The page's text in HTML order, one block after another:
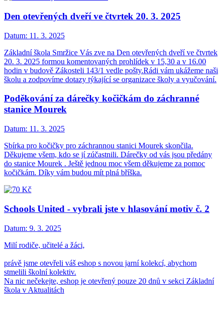
Den otevřených dveří ve čtvrtek 20. 3. 2025
Datum: 11. 3. 2025
Základní škola Smržice Vás zve na Den otevřených dveří ve čtvrtek
20. 3. 2025 formou komentovaných prohlídek v 15,30 a v 16.00
hodin v budově Zákosteli 143/1 vedle pošty.Rádi vám ukážeme naši
školu a zodpovíme dotazy týkající se organizace školy a vyučování.
Poděkování za dárečky kočičkám do záchranné
stanice Mourek
Datum: 11. 3. 2025
Sbírka pro kočičky pro záchrannou stanici Mourek skončila.
Děkujeme všem, kdo se jí zúčastnili. Dárečky od vás jsou předány
do stanice Mourek . Ještě jednou moc všem děkujeme za pomoc
kočičkám. Díky vám budou mít plná bříška.
Schools United - vybrali jste v hlasování motiv č. 2
Datum: 9. 3. 2025
Milí rodiče, učitelé a žáci,
právě jsme otevřeli váš eshop s novou jarní kolekcí, abychom
stmelili školní kolektiv.
Na nic nečekejte, eshop je otevřený pouze 20 dnů v sekci Základní
škola v Aktualitách